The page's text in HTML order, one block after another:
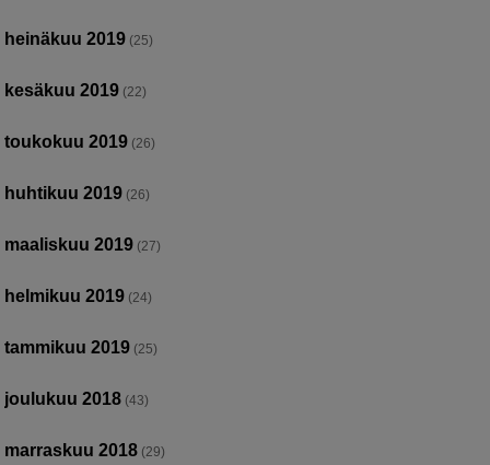
heinäkuu 2019 (25)
kesäkuu 2019 (22)
toukokuu 2019 (26)
huhtikuu 2019 (26)
maaliskuu 2019 (27)
helmikuu 2019 (24)
tammikuu 2019 (25)
joulukuu 2018 (43)
marraskuu 2018 (29)